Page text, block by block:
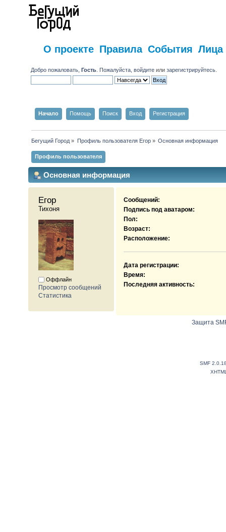
О проекте Правила События Лица
Добро пожаловать,Гость . Пожалуйста,войдите илизарегистрируйтесь
Начало Помощь Поиск Вход Регистрация
Бегущий Город » Профиль пользователя Егор» Основная информация
Профиль пользователя
Основная информация
Егор
Тихоня
Оффлайн
Просмотр сообщений
Статистика
Сообщений:
Подпись под аватаром:
Пол:
Возраст:
Расположение:
Дата регистрации:
Время:
Последняя активность:
Защита
SMF